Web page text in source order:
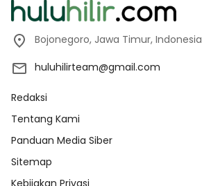
Bojonegoro, Jawa Timur, Indonesia
huluhilirteam@gmail.com
Redaksi
Tentang Kami
Panduan Media Siber
Sitemap
Kebijakan Privasi